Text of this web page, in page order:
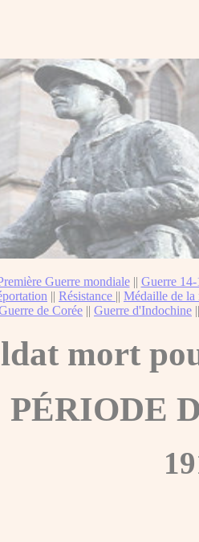
Guerre mondiale|| Guerre
|| Résistance || Médaille de la
de Corée || Guerre d'Indochine
mort
PÉRIODE